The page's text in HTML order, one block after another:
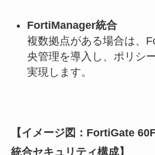
FortiManager統合
複数拠点がある場合は、
央管理を導入し、ポリシ
実現します。
【イメージ図：FortiGate
統合セキュリティ構成】